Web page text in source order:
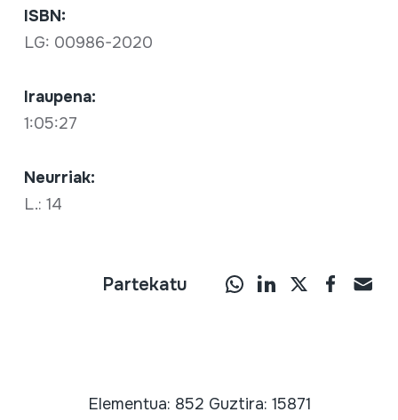
ISBN:
LG: 00986-2020
Iraupena:
1:05:27
Neurriak:
L.: 14
Partekatu
Elementua: 852 Guztira: 15871